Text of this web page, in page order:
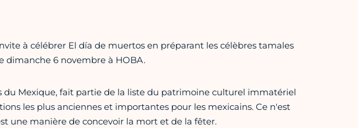
à célébrer El día de muertos en préparant les célèbres tamales
dimanche 6 novembre à HOBA.
du Mexique, fait partie de la liste du patrimoine culturel immatériel
les plus anciennes et importantes pour les mexicains. Ce n'est
une manière de concevoir la mort et de la fêter.